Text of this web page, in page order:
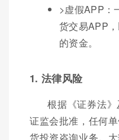
>虚假APP：
货交易APP
的资金。
1. 法律风险
根据《证券法
证监会批准，任何